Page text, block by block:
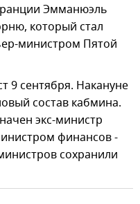
Эмманюэль
который стал
министром Пятой
9 сентября. Накануне
состав кабмина.
экс-министр
финансов -
сохранили